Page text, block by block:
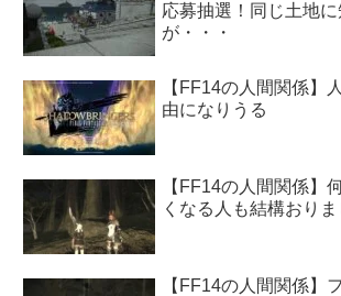
応募抽選！同じ土地
が・・・
【FF14の人間関係】
由になりうる
【FF14の人間関係】
くなる人も結構おりま
【FF14の人間関係】